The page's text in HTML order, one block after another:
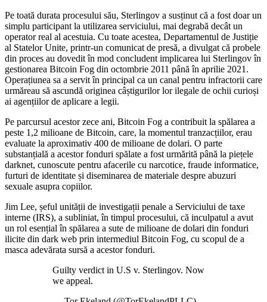
Pe toată durata procesului său, Sterlingov a susținut că a fost doar un
simplu participant la utilizarea serviciului, mai degrabă decât un
operator real al acestuia. Cu toate acestea, Departamentul de Justiție
al Statelor Unite, printr-un comunicat de presă, a divulgat că probele
din proces au dovedit în mod concludent implicarea lui Sterlingov în
gestionarea Bitcoin Fog din octombrie 2011 până în aprilie 2021.
Operațiunea sa a servit în principal ca un canal pentru infractorii care
urmăreau să ascundă originea câștigurilor lor ilegale de ochii curioși
ai agențiilor de aplicare a legii.
Pe parcursul acestor zece ani, Bitcoin Fog a contribuit la spălarea a
peste 1,2 milioane de Bitcoin, care, la momentul tranzacțiilor, erau
evaluate la aproximativ 400 de milioane de dolari. O parte
substanțială a acestor fonduri spălate a fost urmărită până la piețele
darknet, cunoscute pentru afacerile cu narcotice, fraude informatice,
furturi de identitate și diseminarea de materiale despre abuzuri
sexuale asupra copiilor.
Jim Lee, șeful unității de investigații penale a Serviciului de taxe
interne (IRS), a subliniat, în timpul procesului, că inculpatul a avut
un rol esențial în spălarea a sute de milioane de dolari din fonduri
ilicite din dark web prin intermediul Bitcoin Fog, cu scopul de a
masca adevărata sursă a acestor fonduri.
Guilty verdict in U.S v. Sterlingov. Now
we appeal.